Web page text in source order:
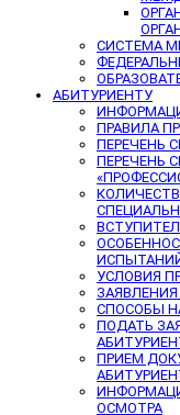
СИСТЕМА
АБИТУРИЕНТУ
ПРАВИЛА
ПЕРЕЧЕНЬ
ПЕРЕЧЕНЬ
УСЛОВИЯ
СПОСОБЫ
ПОДАТЬ
ПРИЕМ
ОСМОТРА